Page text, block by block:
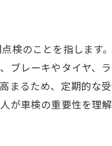
その重要性
できること
アップサービス
とその内訳
検のことを指します
ブレーキやタイヤ、
るため、定期的な
が車検の重要性を理